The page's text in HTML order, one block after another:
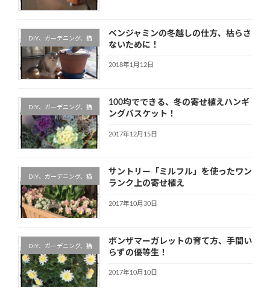
DIY、ガーデニング、猫
ベンジャミンの冬越しの仕方、枯らさ
ないために！
2018年1月12日
DIY、ガーデニング、猫
100均でできる、冬の寄せ植えハンギ
ングバスケット！
2017年12月15日
DIY、ガーデニング、猫
サントリー「ミルフル」を使ったワン
ランク上の寄せ植え
2017年10月30日
DIY、ガーデニング、猫
ボンザマーガレットの育て方、手間い
らずの優等生！
2017年10月10日